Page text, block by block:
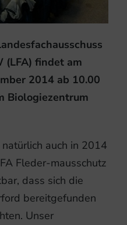
(LFA) findet am
2014 ab 10.00
Biologiezentrum
auch in 2014
Fleder-mausschutz
dass sich die
bereitgefunden
Unser